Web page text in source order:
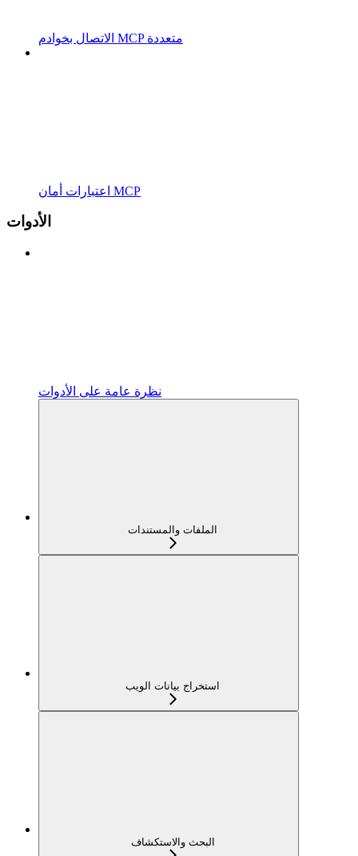
الاتصال بخوادم MCP متعددة
اعتبارات أمان MCP
الأدوات
نظرة عامة على الأدوات
الملفات والمستندات
استخراج بيانات الويب
البحث والاستكشاف